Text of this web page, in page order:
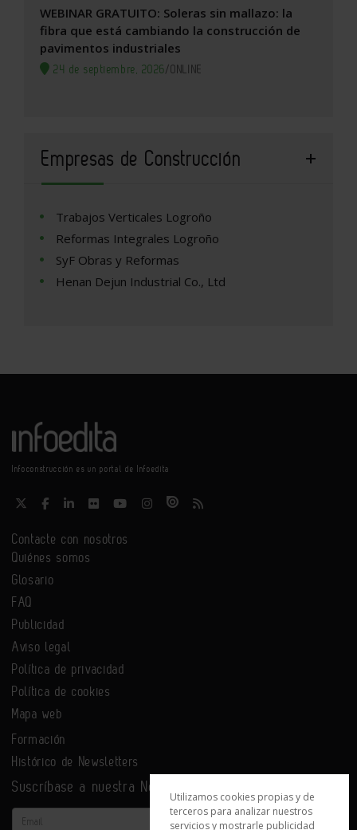
WEBINAR GRATUITO: Soleras sin mallazo: la
fibra que está cambiando la construcción de
pavimentos industriales
24 de septiembre, 2026/ONLINE
Empresas de Construcción
Trabajos Verticales Logroño
Reformas Integrales Logroño
SyF Obras y Reformas
Henan Dejun Industrial Co., Ltd
Infoconstrucción es un portal de Infoedita
Contacte con nosotros
Quiénes somos
Glosario
FAQ
Publicidad
Aviso legal
Política de privacidad
Política de cookies
Mapa web
Formación
Histórico de Newsletters
Suscríbase a nuestra Newsletter
Email
Utilizamos cookies propias y de
terceros para analizar nuestros
servicios y mostrarle publicidad